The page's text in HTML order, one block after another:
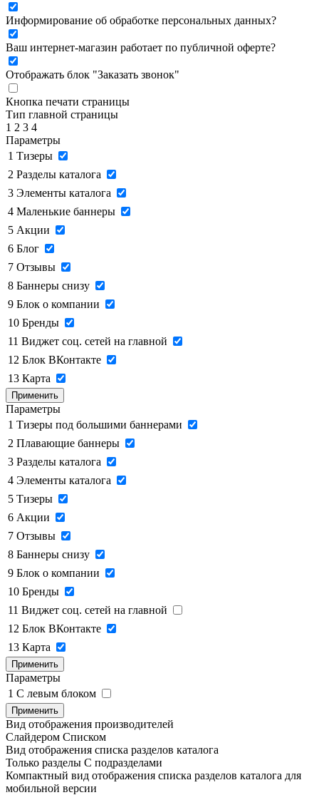
Информирование об обработке персональных данных?
Ваш интернет-магазин работает по публичной оферте?
Отображать блок "Заказать звонок"
Кнопка печати страницы
Тип главной страницы
1 2 3 4
Параметры
1 Тизеры
2 Разделы каталога
3 Элементы каталога
4 Маленькие баннеры
5 Акции
6 Блог
7 Отзывы
8 Баннеры снизу
9 Блок о компании
10 Бренды
11 Виджет соц. сетей на главной
12 Блок ВКонтакте
13 Карта
Применить
Параметры
1 Тизеры под большими баннерами
2 Плавающие баннеры
3 Разделы каталога
4 Элементы каталога
5 Тизеры
6 Акции
7 Отзывы
8 Баннеры снизу
9 Блок о компании
10 Бренды
11 Виджет соц. сетей на главной
12 Блок ВКонтакте
13 Карта
Применить
Параметры
1 C левым блоком
Применить
Вид отображения производителей
Слайдером Списком
Вид отображения списка разделов каталога
Только разделы С подразделами
Компактный вид отображения списка разделов каталога для
мобильной версии